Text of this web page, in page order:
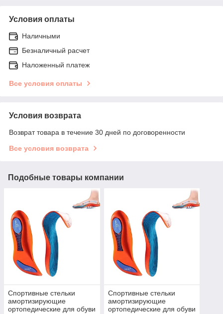
Условия оплаты
Наличными
Безналичный расчет
Наложенный платеж
Все условия оплаты
Условия возврата
Возврат товара в течение 30 дней по договоренности
Все условия возврата
Подобные товары компании
Спортивные стельки
амортизирующие
ортопедические для обуви
Спортивные стельки
амортизирующие
ортопедические для обуви